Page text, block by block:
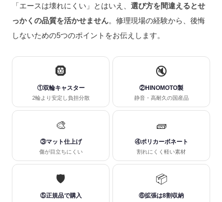
「エースは壊れにくい」とはいえ、 選び方を間違えるとせ
っかくの品質を活かせません。修理現場の経験から、後悔
しないための5つのポイントをお伝えします。
🛞
①双輪キャスター
2輪より安定し負担分散
🔇
②HINOMOTO製
静音・高耐久の国産品
🎨
③マット仕上げ
傷が目立ちにくい
🧱
④ポリカーボネート
割れにくく軽い素材
🛡
⑤正規品で購入
📦
⑥拡張は8割収納